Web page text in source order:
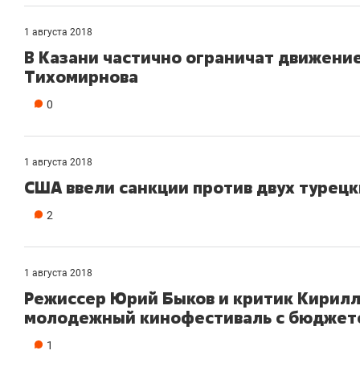
1 августа 2018
В Казани частично ограничат
Тихомирнова
0
1 августа 2018
США ввели санкции против двух
2
1 августа 2018
Режиссер Юрий Быков и критик Кирилл
молодежный кинофестиваль с
1
150 камер до квартиры и Face
ID вместо ключа: какой будет
Опыт